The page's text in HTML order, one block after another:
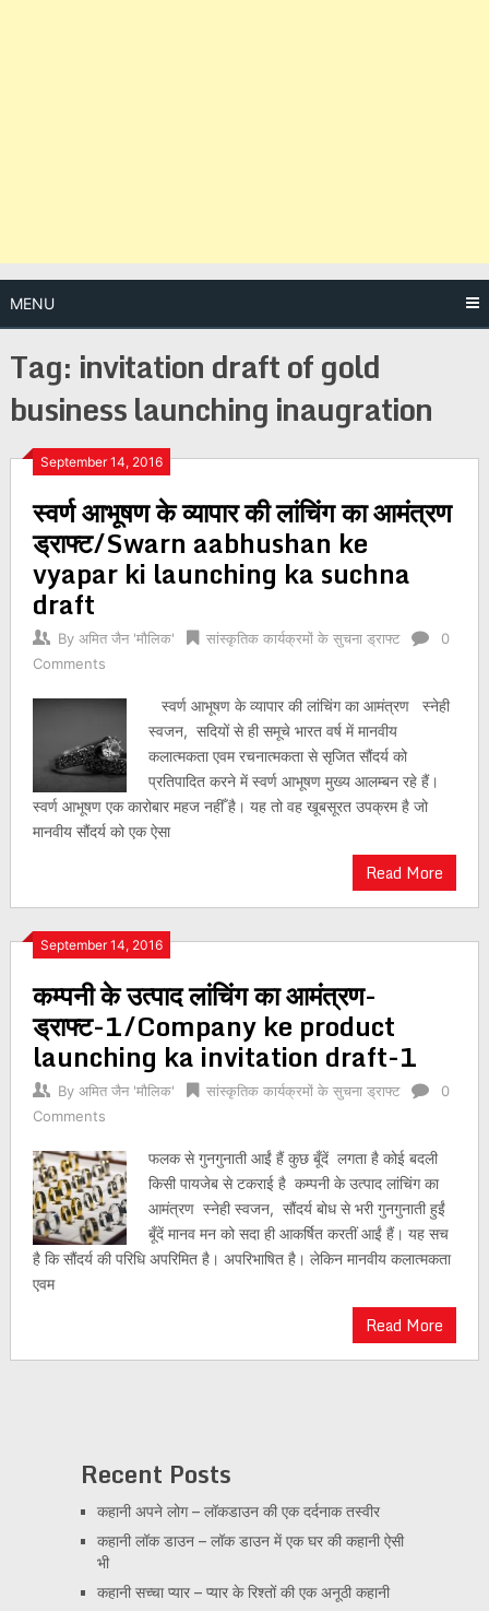
MENU
Tag: invitation draft of gold
business launching inaugration
September 14, 2016
स्वर्ण आभूषण के व्यापार की लांचिंग का आमंत्रण
ड्राफ्ट/Swarn aabhushan ke
vyapar ki launching ka suchna
draft
By अमित जैन 'मौलिक' सांस्कृतिक कार्यक्रमों के सुचना ड्राफ्ट
0
Comments
स्वर्ण आभूषण के व्यापार की लांचिंग का आमंत्रण स्नेही
स्वजन, सदियों से ही समूचे भारत वर्ष में मानवीय
कलात्मकता एवम रचनात्मकता से सृजित सौंदर्य को
प्रतिपादित करने में स्वर्ण आभूषण मुख्य आलम्बन रहे हैं।
स्वर्ण आभूषण एक कारोबार महज नहीँ है। यह तो वह खूबसूरत उपक्रम है जो
मानवीय सौंदर्य को एक ऐसा
Read More
September 14, 2016
कम्पनी के उत्पाद लांचिंग का आमंत्रण-
ड्राफ्ट-1/Company ke product
launching ka invitation draft-1
By अमित जैन 'मौलिक' सांस्कृतिक कार्यक्रमों के सुचना ड्राफ्ट
0
Comments
फलक से गुनगुनाती आईं हैं कुछ बूँदें लगता है कोई बदली
किसी पायजेब से टकराई है कम्पनी के उत्पाद लांचिंग का
आमंत्रण स्नेही स्वजन, सौंदर्य बोध से भरी गुनगुनाती हुईं
बूँदें मानव मन को सदा ही आकर्षित करतीं आईं हैं। यह सच
है कि सौंदर्य की परिधि अपरिमित है। अपरिभाषित है। लेकिन मानवीय कलात्मकता
एवम
Read More
Posts
navigation
Recent Posts
कहानी अपने लोग – लॉकडाउन की एक दर्दनाक तस्वीर
कहानी लॉक डाउन – लॉक डाउन में एक घर की कहानी ऐसी
भी
कहानी सच्चा प्यार – प्यार के रिश्तों की एक अनूठी कहानी